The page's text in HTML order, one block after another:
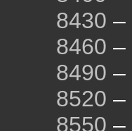
8430 –
8460 –
8490 –
8520 –
8550 –